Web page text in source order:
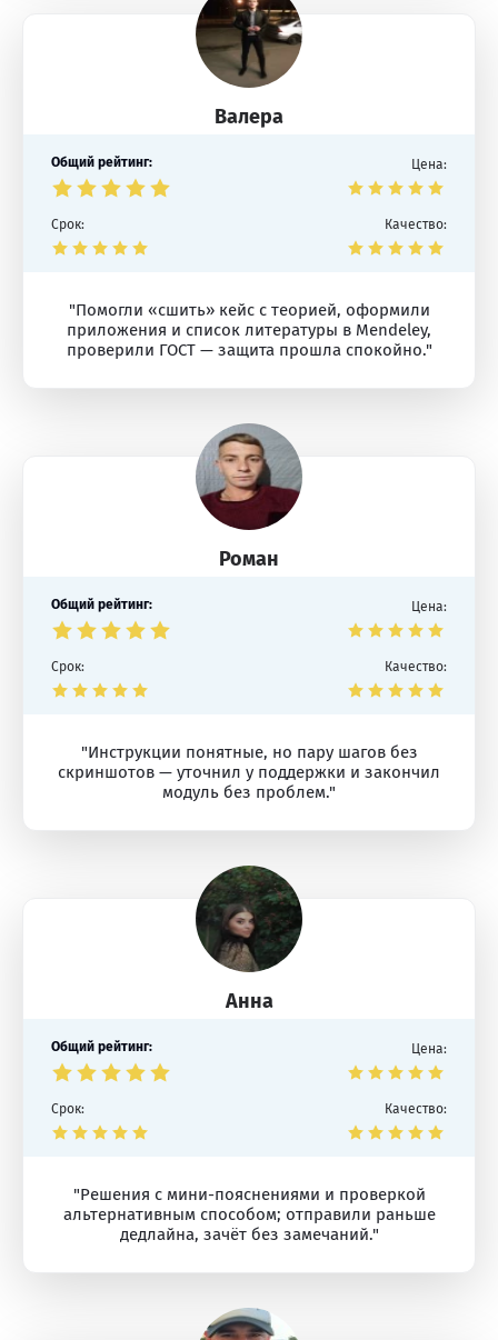
Валера
Общий рейтинг: Цена:
Срок: Качество:
"Помогли «сшить» кейс с теорией, оформили
приложения и список литературы в Mendeley,
проверили ГОСТ — защита прошла спокойно."
Роман
Общий рейтинг: Цена:
Срок: Качество:
"Инструкции понятные, но пару шагов без
скриншотов — уточнил у поддержки и закончил
модуль без проблем."
Анна
Общий рейтинг: Цена:
Срок: Качество:
"Решения с мини-пояснениями и проверкой
альтернативным способом; отправили раньше
дедлайна, зачёт без замечаний."